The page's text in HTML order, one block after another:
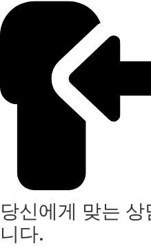
당신에게 맞는
니다.